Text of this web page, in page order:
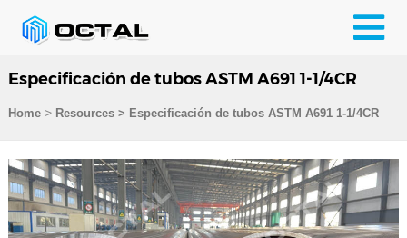
Especificación de tubos ASTM A691 1-1/4CR
Home> Resources> Especificación de tubos ASTM A691 1-1/4CR